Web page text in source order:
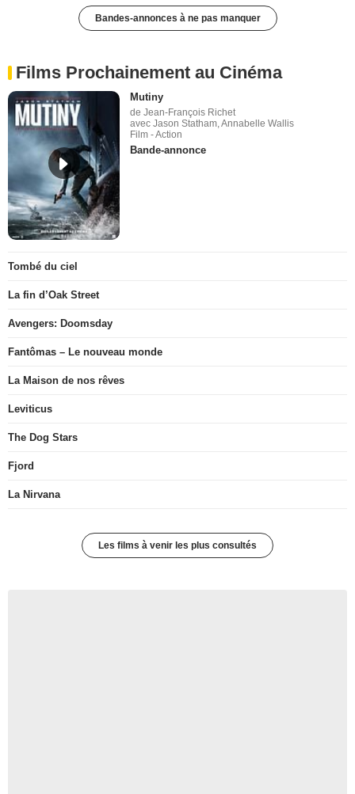
Bandes-annonces à ne pas manquer
Films Prochainement au Cinéma
Mutiny
de Jean-François Richet
avec Jason Statham, Annabelle Wallis
Film - Action
Bande-annonce
Tombé du ciel
La fin d’Oak Street
Avengers: Doomsday
Fantômas – Le nouveau monde
La Maison de nos rêves
Leviticus
The Dog Stars
Fjord
La Nirvana
Les films à venir les plus consultés